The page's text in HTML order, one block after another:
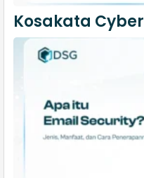
Kosakata Cyber